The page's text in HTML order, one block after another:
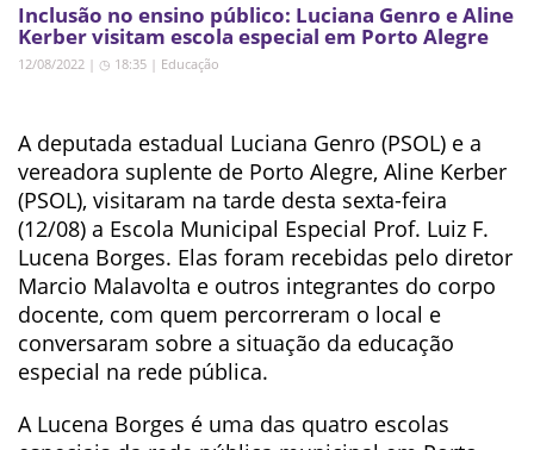
Inclusão no ensino público: Luciana Genro e Aline
Kerber visitam escola especial em Porto Alegre
12/08/2022 | ◷ 18:35 | Educação
A deputada estadual Luciana Genro (PSOL) e a
vereadora suplente de Porto Alegre, Aline Kerber
(PSOL), visitaram na tarde desta sexta-feira
(12/08) a Escola Municipal Especial Prof. Luiz F.
Lucena Borges. Elas foram recebidas pelo diretor
Marcio Malavolta e outros integrantes do corpo
docente, com quem percorreram o local e
conversaram sobre a situação da educação
especial na rede pública.
A Lucena Borges é uma das quatro escolas